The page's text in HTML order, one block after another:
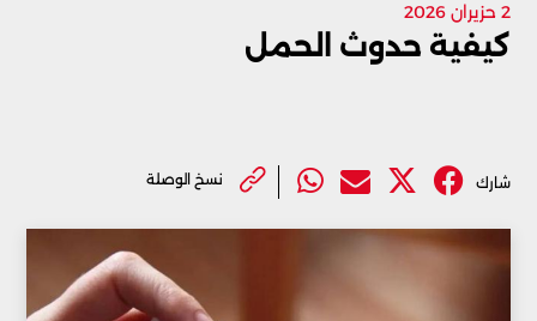
2 حزيران 2026
كيفية حدوث الحمل
شارك نسخ الوصلة